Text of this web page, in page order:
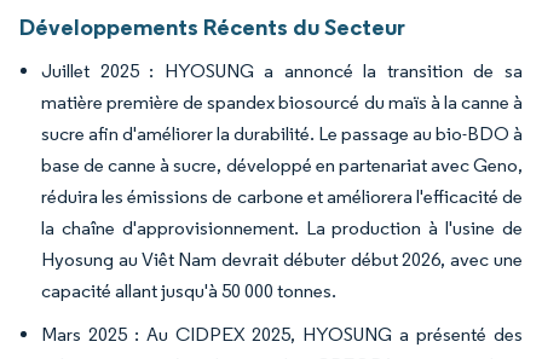
Développements Récents du Secteur
Juillet 2025 : HYOSUNG a annoncé la transition de sa
matière première de spandex biosourcé du maïs à la canne à
sucre afin d'améliorer la durabilité. Le passage au bio-BDO à
base de canne à sucre, développé en partenariat avec Geno,
réduira les émissions de carbone et améliorera l'efficacité de
la chaîne d'approvisionnement. La production à l'usine de
Hyosung au Viêt Nam devrait débuter début 2026, avec une
capacité allant jusqu'à 50 000 tonnes.
Mars 2025 : Au CIDPEX 2025, HYOSUNG a présenté des